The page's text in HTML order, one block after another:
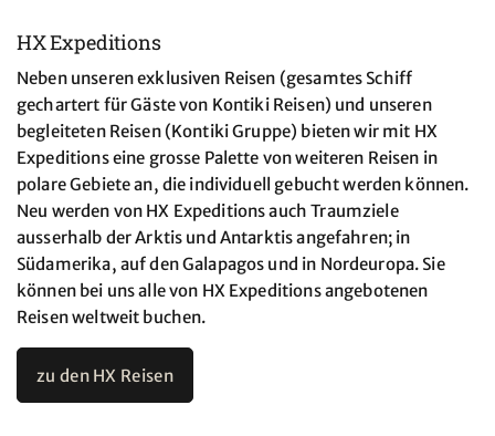
HX Expeditions
Neben unseren exklusiven Reisen (gesamtes Schiff
gechartert für Gäste von Kontiki Reisen) und unseren
begleiteten Reisen (Kontiki Gruppe) bieten wir mit HX
Expeditions eine grosse Palette von weiteren Reisen in
polare Gebiete an, die individuell gebucht werden können.
Neu werden von HX Expeditions auch Traumziele
ausserhalb der Arktis und Antarktis angefahren; in
Südamerika, auf den Galapagos und in Nordeuropa. Sie
können bei uns alle von HX Expeditions angebotenen
Reisen weltweit buchen.
zu den HX Reisen